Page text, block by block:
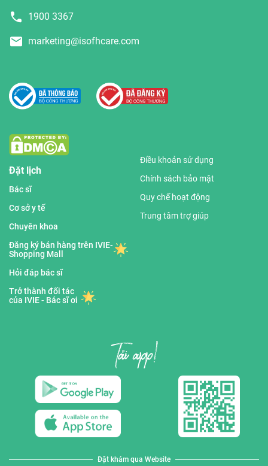
1900 3367
marketing@isofhcare.com
Đặt lịch
Bác sĩ
Cơ sở y tế
Chuyên khoa
Đăng ký bán hàng trên IVIE-
Shopping Mall
Hỏi đáp bác sĩ
Trở thành đối tác
của IVIE - Bác sĩ ơi
Điều khoản sử dụng
Chính sách bảo mật
Quy chế hoạt động
Trung tâm trợ giúp
Đặt khám qua Website